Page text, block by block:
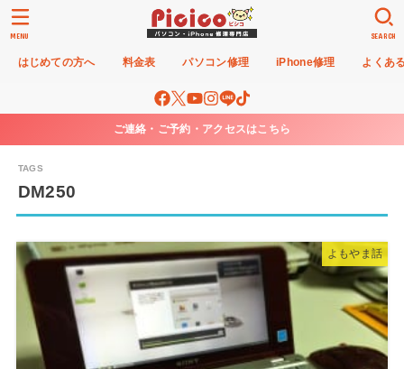
はじめての方へ 料金表 パソコン修理 iPhone修理 よくあ
SEARCH
MENU
ご連絡・ご予約・アクセスはこちら
DM250
よもやま話